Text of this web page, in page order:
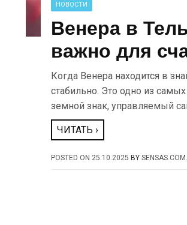
НОВОСТИ
Венера в
важно для
Когда Венера находится в
стабильно. Это одно из
земной знак, управляемый
ЧИТАТЬ ›
POSTED ON 25.10.2025 BY